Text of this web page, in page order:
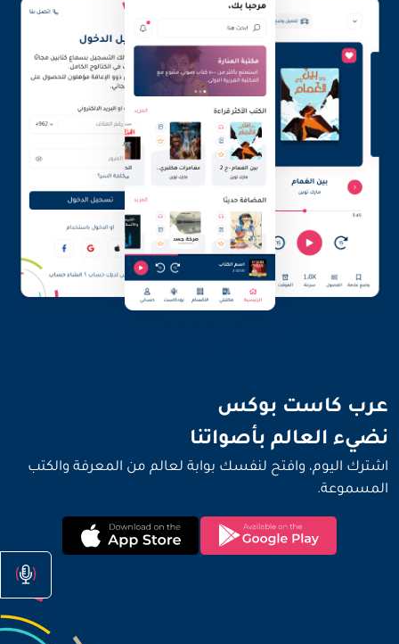
عرب كاست بوكس
نضيء العالم بأصواتنا
اشترك اليوم، وافتح لنفسك بوابة لعالم من المعرفة والكتب
المسموعة.